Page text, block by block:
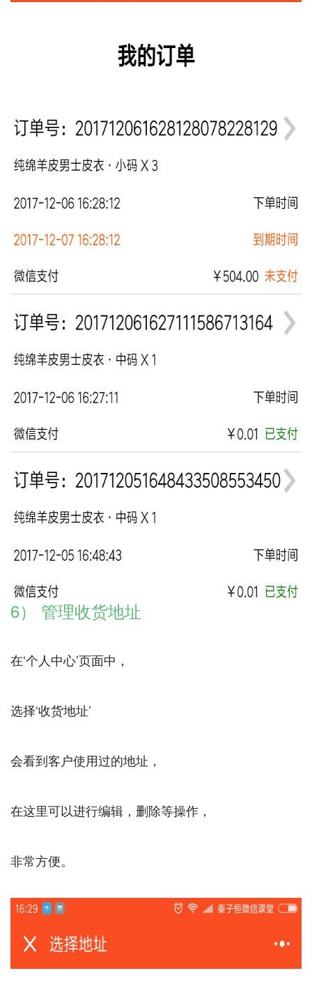
6） 管理收货地址
在‘个人中心’页面中，
选择‘收货地址’
会看到客户使用过的地址，
在这里可以进行编辑，删除等操作，
非常方便。